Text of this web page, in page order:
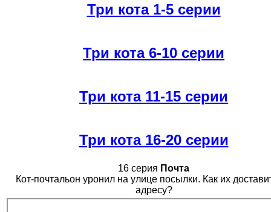
Три кота 1-5 серии
Три кота 6-10 серии
Три кота 11-15 серии
Три кота 16-20 серии
16 серия Почта
Кот-почтальон уронил на улице посылки. Как их
адресу?